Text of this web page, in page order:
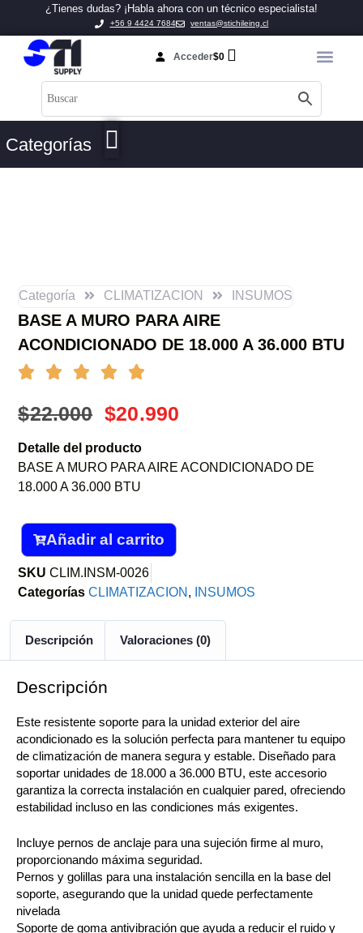
¿Tienes dudas? ¡Habla ahora con un técnico especialista!
+56 9 4424 7684 ventas@stichileing.cl
Acceder$0
Categorías
Categoría CLIMATIZACION INSUMOS
BASE A MURO PARA AIRE
ACONDICIONADO DE 18.000 A 36.000 BTU
$22.000 $20.990
Detalle del producto
BASE A MURO PARA AIRE ACONDICIONADO DE
18.000 A 36.000 BTU
Añadir al carrito
SKUCLIM.INSM-0026
Categorías CLIMATIZACION , INSUMOS
Descripción Valoraciones (0)
Descripción
Este resistente soporte para la unidad exterior del aire
acondicionado es la solución perfecta para mantener tu equipo
de climatización de manera segura y estable. Diseñado para
soportar unidades de 18.000 a 36.000 BTU, este accesorio
garantiza la correcta instalación en cualquier pared, ofreciendo
estabilidad incluso en las condiciones más exigentes.
Incluye pernos de anclaje para una sujeción firme al muro,
proporcionando máxima seguridad.
Pernos y golillas para una instalación sencilla en la base del
soporte, asegurando que la unidad quede perfectamente
nivelada
Soporte de goma antivibración que ayuda a reducir el ruido y